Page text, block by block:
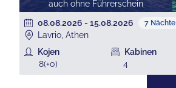
auch ohne Führerschein
08.08.2026 - 15.08.2026 7 Nächte
Lavrio, Athen
Kojen
8(+0)
Kabinen
4